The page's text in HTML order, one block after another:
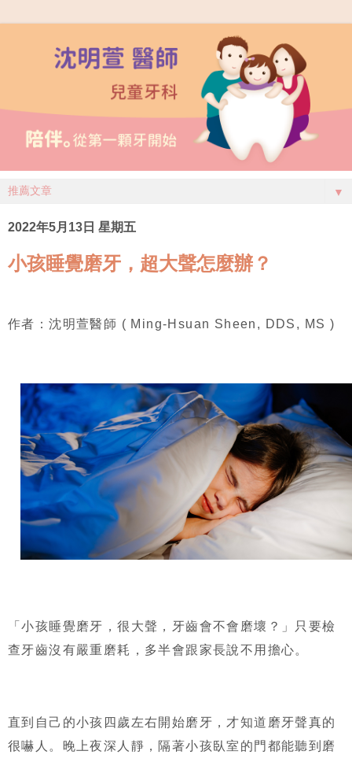
▼
2022年5月13日 星期五
小孩睡覺磨牙，超大聲怎麼辦？
作者：沈明萱醫師 ( Ming-Hsuan Sheen, DDS, MS )
「小孩睡覺磨牙，很大聲，牙齒會不會磨壞？」只要檢
查牙齒沒有嚴重磨耗，多半會跟家長說不用擔心。
直到自己的小孩四歲左右開始磨牙，才知道磨牙聲真的
很嚇人。晚上夜深人靜，隔著小孩臥室的門都能聽到磨